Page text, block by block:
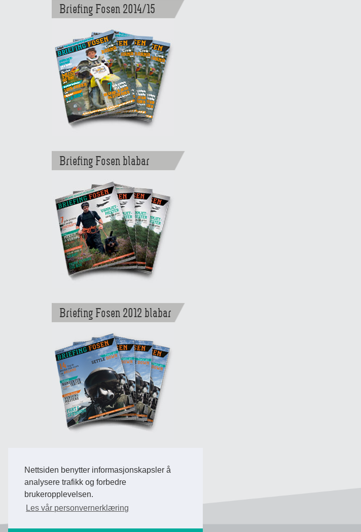
Nettsiden benytter informasjonskapsler å
analysere trafikk og forbedre
brukeropplevelsen.
Les vår personvernerklæring
Briefing Fosen 2014/15
Briefing Fosen blabar
Briefing Fosen 2012 blabar
Back to Top